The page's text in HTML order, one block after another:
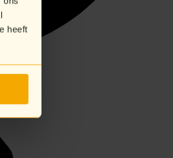
heeft